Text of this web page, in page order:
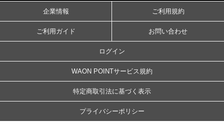
企業情報 ご利用規約
ご利用ガイド お問い合わせ
ログイン
WAON POINTサービス規約
特定商取引法に基づく表示
プライバシーポリシー